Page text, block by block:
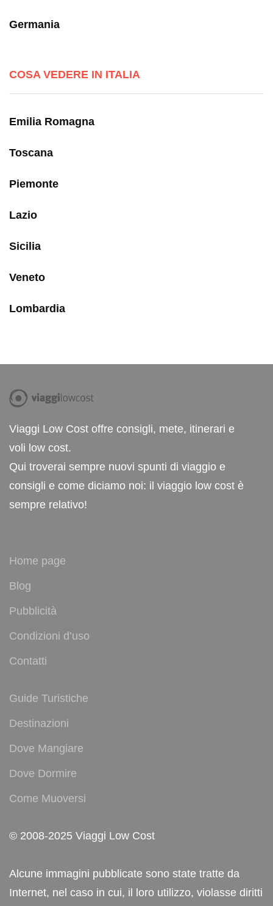
Germania
COSA VEDERE IN ITALIA
Emilia Romagna
Toscana
Piemonte
Lazio
Sicilia
Veneto
Lombardia
Viaggi Low Cost offre consigli, mete, itinerari e
voli low cost.
Qui troverai sempre nuovi spunti di viaggio e
consigli e come diciamo noi: il viaggio low cost è
sempre relativo!
Home page
Blog
Pubblicità
Condizioni d’uso
Contatti
Guide Turistiche
Destinazioni
Dove Mangiare
Dove Dormire
Come Muoversi
© 2008-2025 Viaggi Low Cost
Alcune immagini pubblicate sono state tratte da
Internet, nel caso in cui, il loro utilizzo, violasse diritti